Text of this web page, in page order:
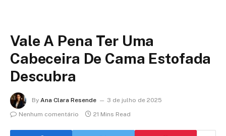
Vale A Pena Ter Uma
Cabeceira De Cama Estofada
Descubra
By Ana Clara Resende
3 de julho de 2025
Nenhum comentário
21 Mins Read